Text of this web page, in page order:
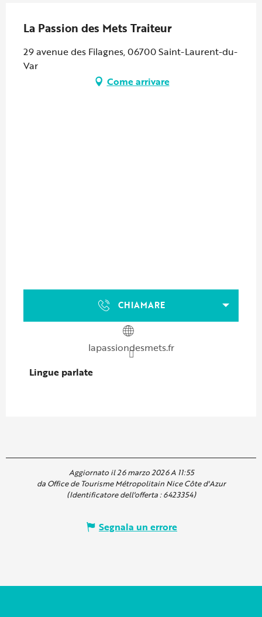
La Passion des Mets Traiteur
29 avenue des Filagnes, 06700 Saint-Laurent-du-
Var
Come arrivare
CHIAMARE
lapassiondesmets.fr
Lingue parlate
Lingue parlate
Aggiornato il 26 marzo 2026 A 11:55
da Office de Tourisme Métropolitain Nice Côte d'Azur
(Identificatore dell'offerta :6423354)
Segnala un errore